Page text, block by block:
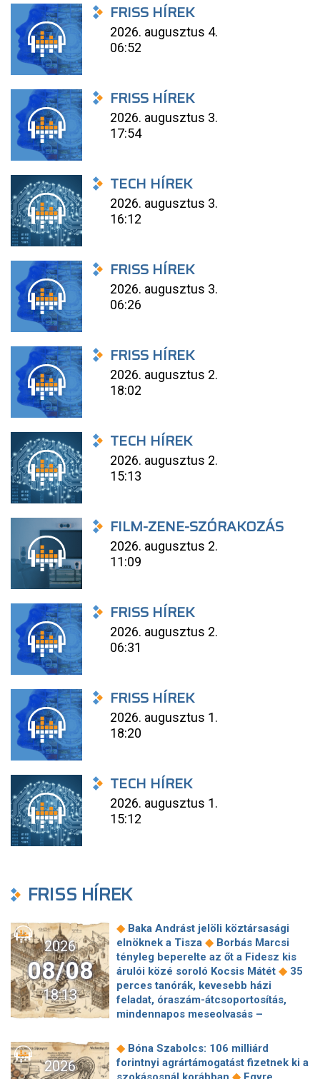
FRISS HÍREK
2026. augusztus 4.
06:52
FRISS HÍREK
2026. augusztus 3.
17:54
TECH HÍREK
2026. augusztus 3.
16:12
FRISS HÍREK
2026. augusztus 3.
06:26
FRISS HÍREK
2026. augusztus 2.
18:02
TECH HÍREK
2026. augusztus 2.
15:13
FILM-ZENE-SZÓRAKOZÁS
2026. augusztus 2.
11:09
FRISS HÍREK
2026. augusztus 2.
06:31
FRISS HÍREK
2026. augusztus 1.
18:20
TECH HÍREK
2026. augusztus 1.
15:12
FRISS HÍREK
2026
08/08
18:13
◆ Baka Andrást jelöli köztársasági
elnöknek a Tisza ◆ Borbás Marcsi
tényleg beperelte az őt a Fidesz kis
árulói közé soroló Kocsis Mátét ◆ 35
perces tanórák, kevesebb házi
feladat, óraszám-átcsoportosítás,
mindennapos meseolvasás –
tagozatos javaslatcsomagja
Lemond és az egyetemről is távozik
az Ádám Zoltánt kirúgó corvinusos
2026
◆ Bóna Szabolcs: 106 milliárd
forintnyi agrártámogatást fizetnek ki a